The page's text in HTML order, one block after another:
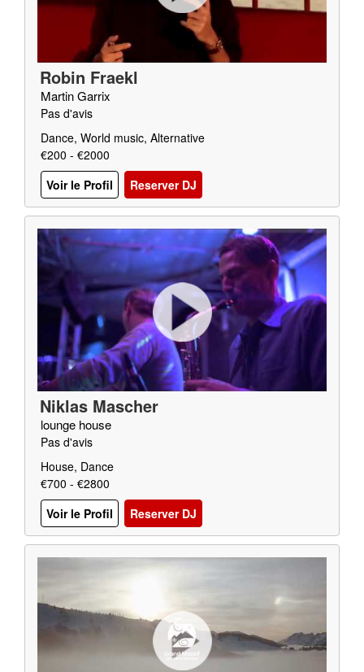
Robin Fraekl
Martin Garrix
Pas d'avis
Dance, World music, Alternative
€200 - €2000
Voir le Profil
Reserver DJ
Niklas Mascher
lounge house
Pas d'avis
House, Dance
€700 - €2800
Voir le Profil
Reserver DJ